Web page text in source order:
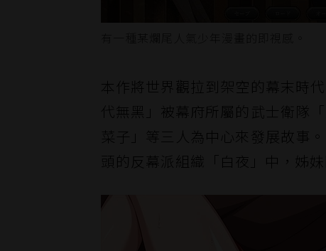
本作將世界觀拉到架空的幕末時
代無黑」被幕府所屬的武士衛隊
菜子」等三人為中心來發展故事
頭的反幕派組織「白夜」中，姊